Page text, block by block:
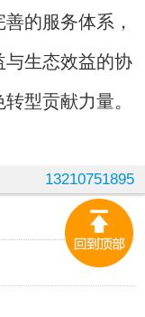
的服务体系，
与生态效益的协
型贡献力量。
13210751895